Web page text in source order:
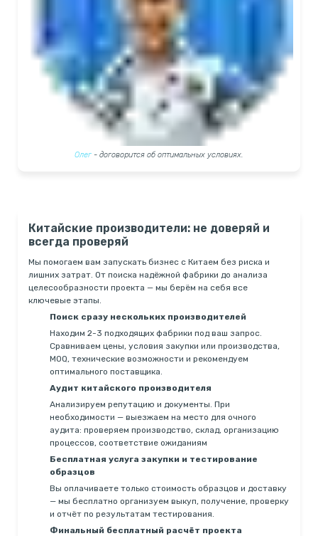
Олег - договорится об оптимальных условиях.
Китайские производители: не доверяй и
всегда проверяй
Мы помогаем вам запускать бизнес с Китаем без риска и
лишних затрат. От поиска надёжной фабрики до анализа
целесообразности проекта — мы берём на себя все
ключевые этапы.
Поиск сразу нескольких производителей
Находим 2-3 подходящих фабрики под ваш запрос.
Сравниваем цены, условия закупки или производства,
MOQ, технические возможности и рекомендуем
оптимального поставщика.
Аудит китайского производителя
Анализируем репутацию и документы. При
необходимости — выезжаем на место для очного
аудита: проверяем производство, склад, организацию
процессов, соответствие ожиданиям
Бесплатная услуга закупки и тестирование
образцов
Вы оплачиваете только стоимость образцов и доставку
— мы бесплатно организуем выкуп, получение, проверку
и отчёт по результатам тестирования.
Финальный бесплатный расчёт проекта